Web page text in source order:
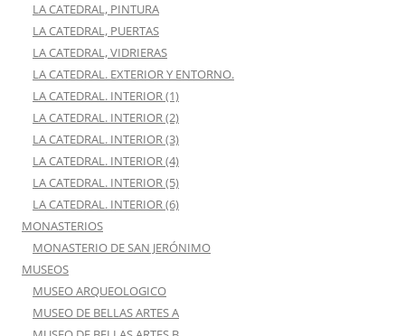
LA CATEDRAL, PINTURA
LA CATEDRAL, PUERTAS
LA CATEDRAL, VIDRIERAS
LA CATEDRAL. EXTERIOR Y ENTORNO.
LA CATEDRAL. INTERIOR (1)
LA CATEDRAL. INTERIOR (2)
LA CATEDRAL. INTERIOR (3)
LA CATEDRAL. INTERIOR (4)
LA CATEDRAL. INTERIOR (5)
LA CATEDRAL. INTERIOR (6)
MONASTERIOS
MONASTERIO DE SAN JERÓNIMO
MUSEOS
MUSEO ARQUEOLOGICO
MUSEO DE BELLAS ARTES A